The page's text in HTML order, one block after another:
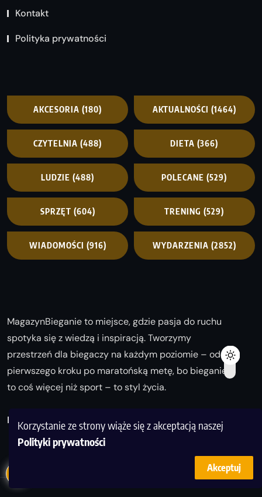
Korzystanie ze strony wiąże się z akceptacją naszej
Polityki prywatności
Akceptuj
Kontakt
Polityka prywatności
AKCESORIA (180) AKTUALNOŚCI (1464)
CZYTELNIA (488) DIETA (366)
LUDZIE (488) POLECANE (529)
SPRZĘT (604) TRENING (529)
WIADOMOŚCI (916) WYDARZENIA (2852)
MagazynBieganie to miejsce, gdzie pasja do ruchu
spotyka się z wiedzą i inspiracją. Tworzymy
przestrzeń dla biegaczy na każdym poziomie – od
pierwszego kroku po maratońską metę, bo bieganie
to coś więcej niż sport – to styl życia.
Biegaj z nami i odkrywaj swoją najlepszą wersję!